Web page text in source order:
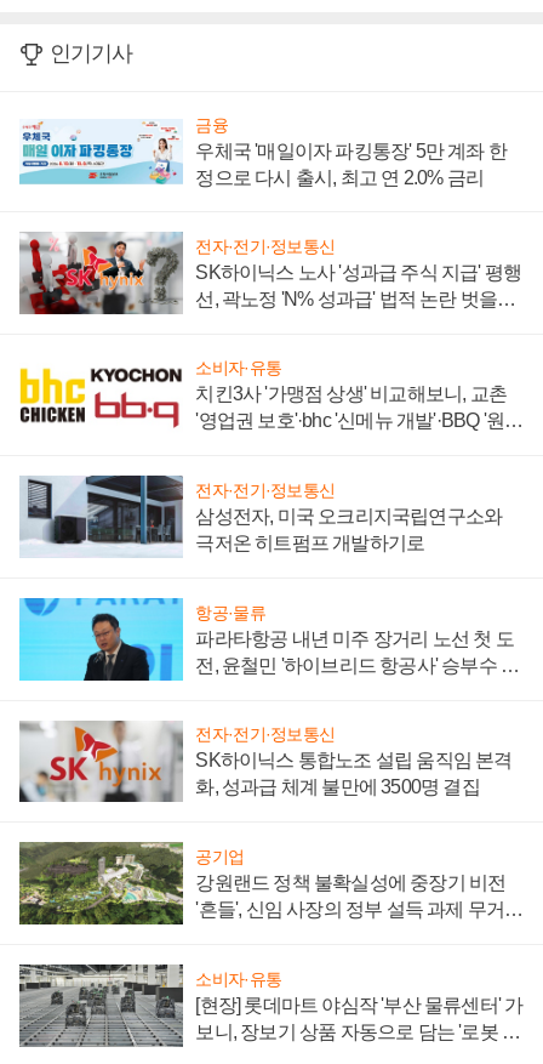
인기기사
금융
우체국 '매일이자 파킹통장' 5만 계좌 한
정으로 다시 출시, 최고 연 2.0% 금리
전자·전기·정보통신
SK하이닉스 노사 '성과급 주식 지급' 평행
선, 곽노정 'N% 성과급' 법적 논란 벗을지
소비자·유통
치킨3사 '가맹점 상생' 비교해보니, 교촌
'영업권 보호'·bhc '신메뉴 개발'·BBQ '원가
전자·전기·정보통신
삼성전자, 미국 오크리지국립연구소와
극저온 히트펌프 개발하기로
항공·물류
파라타항공 내년 미주 장거리 노선 첫 도
전, 윤철민 '하이브리드 항공사' 승부수 통
전자·전기·정보통신
SK하이닉스 통합노조 설립 움직임 본격
화, 성과급 체계 불만에 3500명 결집
공기업
강원랜드 정책 불확실성에 중장기 비전
'흔들', 신임 사장의 정부 설득 과제 무거워
소비자·유통
[현장] 롯데마트 야심작 '부산 물류센터' 가
보니, 장보기 상품 자동으로 담는 '로봇 40